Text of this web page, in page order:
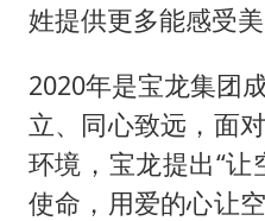
姓提供更多能感受
2020年是宝龙集团
立、同心致远，面
环境，宝龙提出“让
使命，用爱的心让